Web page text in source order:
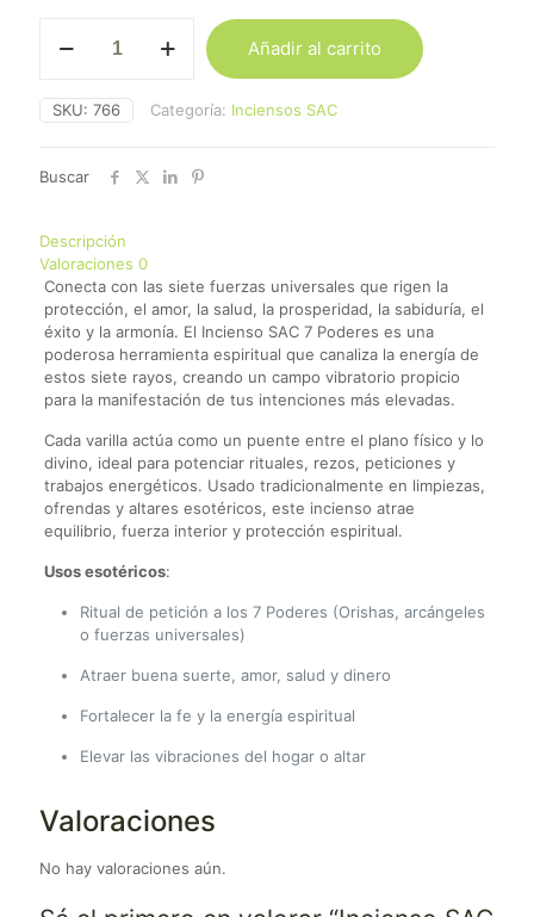
SAC
Poderes
cantidad
Añadir al carrito
SKU: 766 Categoría: Inciensos SAC
Buscar
Descripción
Valoraciones 0
Conecta con las siete fuerzas universales que rigen la
protección, el amor, la salud, la prosperidad, la sabiduría, el
éxito y la armonía. El Incienso SAC 7 Poderes es una
poderosa herramienta espiritual que canaliza la energía de
estos siete rayos, creando un campo vibratorio propicio
para la manifestación de tus intenciones más elevadas.
Cada varilla actúa como un puente entre el plano físico y lo
divino, ideal para potenciar rituales, rezos, peticiones y
trabajos energéticos. Usado tradicionalmente en limpiezas,
ofrendas y altares esotéricos, este incienso atrae
equilibrio, fuerza interior y protección espiritual.
Usos esotéricos:
Ritual de petición a los 7 Poderes (Orishas, arcángeles
o fuerzas universales)
Atraer buena suerte, amor, salud y dinero
Fortalecer la fe y la energía espiritual
Elevar las vibraciones del hogar o altar
Valoraciones
No hay valoraciones aún.